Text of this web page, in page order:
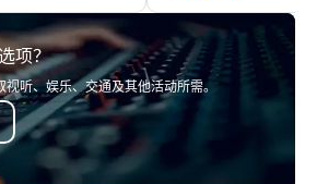
vacations
of San
wine
on superb hiking,
We also have
with complete VIP
experience gives
opportunity to sit
colleagues at each
mingle, and easily
项？
听、娱乐、交通及其他活动所需。